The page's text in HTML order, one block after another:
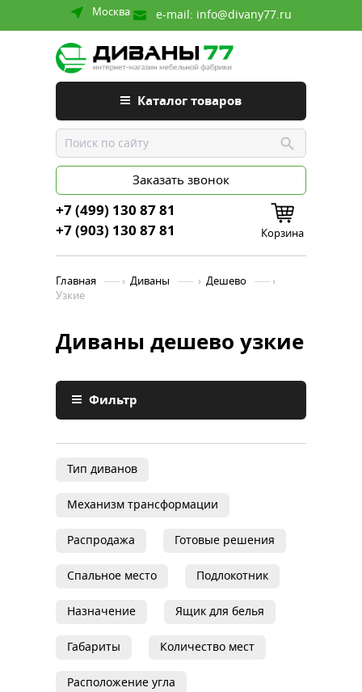
Москва e-mail: info@divany77.ru
Каталог товаров
Заказать звонок
+7 (499) 130 87 81
+7 (903) 130 87 81
Корзина
Главная › Диваны › Дешево
›
Узкие
Диваны дешево узкие
Фильтр
Тип диванов
Механизм трансформации
Распродажа Готовые решения
Спальное место Подлокотник
Назначение Ящик для белья
Габариты Количество мест
Расположение угла